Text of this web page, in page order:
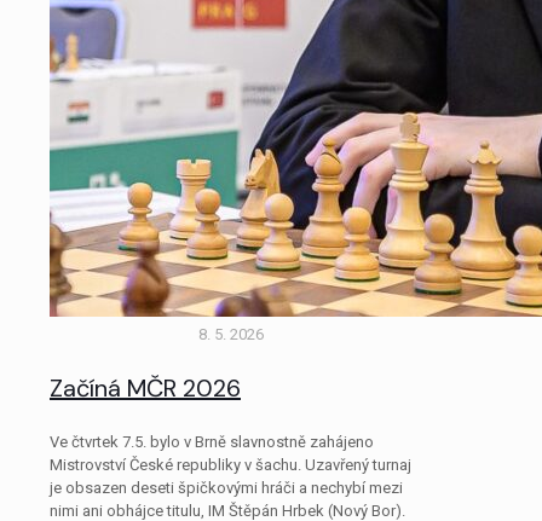
8. 5. 2026
Začíná MČR 2026
Ve čtvrtek 7.5. bylo v Brně slavnostně zahájeno
Mistrovství České republiky v šachu. Uzavřený turnaj
je obsazen deseti špičkovými hráči a nechybí mezi
nimi ani obhájce titulu, IM Štěpán Hrbek (Nový Bor).